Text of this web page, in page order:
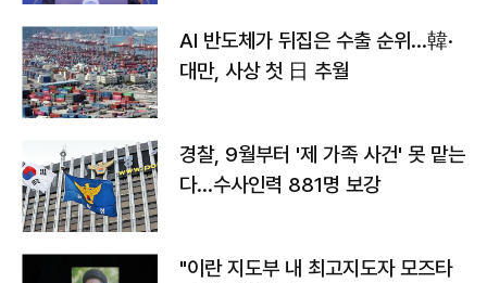
AI 반도체가 뒤집은 수출 순위…韓·
대만, 사상 첫 日 추월
경찰, 9월부터 '제 가족 사건' 못 맡는
다…수사인력 881명 보강
"이란 지도부 내 최고지도자 모즈타